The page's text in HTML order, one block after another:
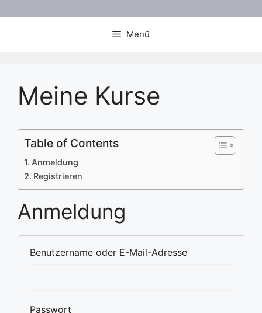
Menü
Meine Kurse
Table of Contents
Anmeldung
Registrieren
Anmeldung
Benutzername oder E-Mail-Adresse
Passwort